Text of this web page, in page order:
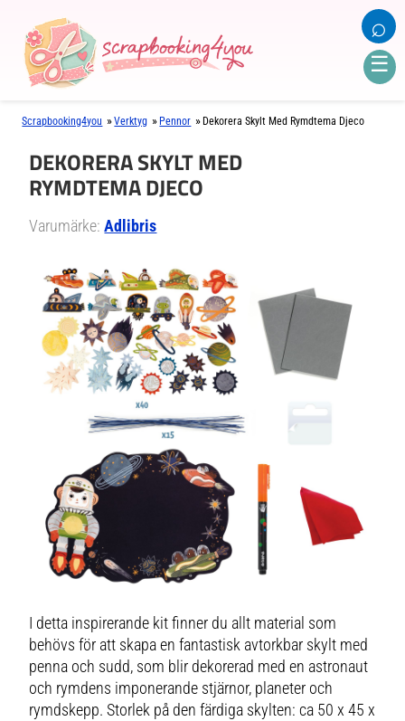
☰
⌕
Scrapbooking4you »Verktyg » Pennor » Dekorera Skylt Med Rymdtema Djeco
DEKORERA SKYLT MED
RYMDTEMA DJECO
Varumärke:Adlibris
I detta inspirerande kit finner du allt material som
behövs för att skapa en fantastisk avtorkbar skylt med
penna och sudd, som blir dekorerad med en astronaut
och rymdens imponerande stjärnor, planeter och
rymdskepp. Storlek på den färdiga skylten: ca 50 x 45 x